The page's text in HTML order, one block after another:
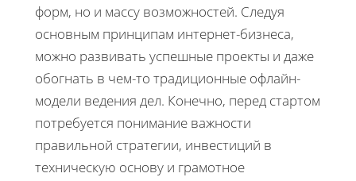
форм, но и массу возможностей. Следуя
основным принципам интернет-бизнеса,
можно развивать успешные проекты и даже
обогнать в чем-то традиционные офлайн-
модели ведения дел. Конечно, перед стартом
потребуется понимание важности
правильной стратегии, инвестиций в
техническую основу и грамотное